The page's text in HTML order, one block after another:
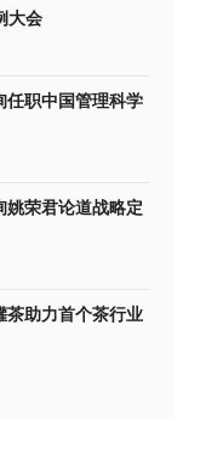
大会
任职中国管理科学
姚荣君论道战略定
茶助力首个茶行业